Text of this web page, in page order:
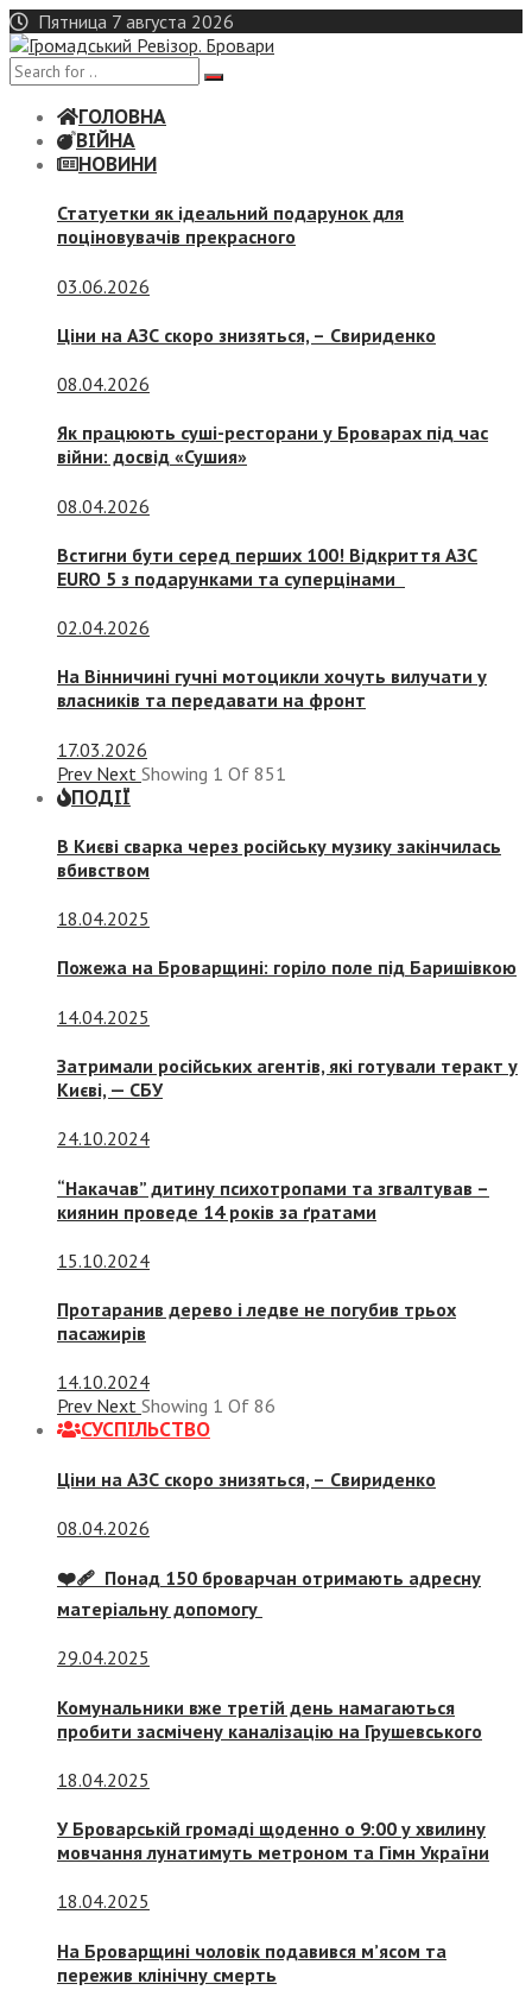
Skip
to
content
Пятница 7 августа 2026
ГОЛОВНА
ВІЙНА
НОВИНИ
Статуетки як ідеальний подарунок для
поціновувачів прекрасного
03.06.2026
Ціни на АЗС скоро знизяться, – Свириденко
08.04.2026
Як працюють суші-ресторани у Броварах під час
війни: досвід «Сушия»
08.04.2026
Встигни бути серед перших 100! Відкриття АЗС
EURO 5 з подарунками та суперцінами
02.04.2026
На Вінничині гучні мотоцикли хочуть вилучати у
власників та передавати на фронт
17.03.2026
Prev Next Showing 1 Of 851
ПОДІЇ
В Києві сварка через російську музику закінчилась
вбивством
18.04.2025
Пожежа на Броварщині: горіло поле під Баришівкою
14.04.2025
Затримали російських агентів, які готували теракт у
Києві, — СБУ
24.10.2024
“Накачав” дитину психотропами та згвалтував –
киянин проведе 14 років за ґратами
15.10.2024
Протаранив дерево і ледве не погубив трьох
пасажирів
14.10.2024
Prev Next Showing 1 Of 86
СУСПIЛЬСТВО
Ціни на АЗС скоро знизяться, – Свириденко
08.04.2026
❤️‍🩹 Понад 150 броварчан отримають адресну
матеріальну допомогу
29.04.2025
Комунальники вже третій день намагаються
пробити засмічену каналізацію на Грушевського
18.04.2025
У Броварській громаді щоденно о 9:00 у хвилину
мовчання лунатимуть метроном та Гімн України
18.04.2025
На Броварщині чоловік подавився м’ясом та
пережив клінічну смерть